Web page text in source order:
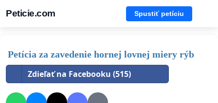
Peticie.com Spustiť petíciu
Petícia za zavedenie hornej lovnej miery rýb
Zdieľať na Facebooku (515)